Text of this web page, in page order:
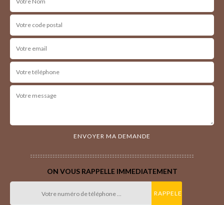
ON VOUS RAPPELLE IMMEDIATEMENT